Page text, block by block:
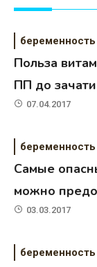
беременность
Польза
ПП до
07.04.2017
беременность
Самые
можно
03.03.2017
беременность